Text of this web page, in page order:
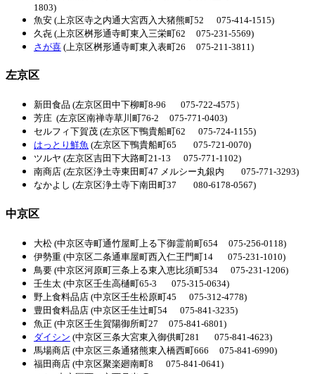
1803)
魚安 (上京区寺之内通大宮西入大猪熊町52 075-414-1515)
久㐂 (上京区桝形通寺町東入三栄町62 075-231-5569)
さが喜 (上京区桝形通寺町東入表町26 075-211-3811)
左京区
新田食品 (左京区田中下柳町8-96 075-722-4575）
芳庄 (左京区南禅寺草川町76-2 075-771-0403)
セルフィ下賀茂 (左京区下鴨貴船町62 075-724-1155)
はっとり鮮魚 (左京区下鴨貴船町65 075-721-0070)
ツルヤ (左京区吉田下大路町21-13 075-771-1102)
南商店 (左京区浄土寺東田町47 メルシー丸銀内 075-771-3293)
なかよし (左京区浄土寺下南田町37 080-6178-0567)
中京区
大松 (中京区寺町通竹屋町上る下御霊前町654 075-256-0118)
伊勢重 (中京区二条通車屋町西入仁王門町14 075-231-1010)
鳥要 (中京区河原町三条上る東入恵比須町534 075-231-1206)
壬生太 (中京区壬生高樋町65-3 075-315-0634)
野上食料品店 (中京区壬生松原町45 075-312-4778)
豊田食料品店 (中京区壬生辻町54 075-841-3235)
魚正 (中京区壬生賀陽御所町27 075-841-6801)
ダイシン (中京区三条大宮東入御供町281 075-841-4623)
馬場商店 (中京区三条通猪熊東入橋西町666 075-841-6990)
福田商店 (中京区聚楽廻南町8 075-841-0641)